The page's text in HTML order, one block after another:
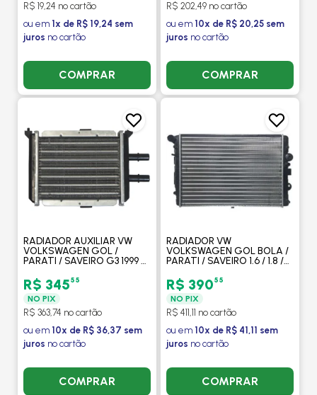
R$ 19,24 no cartão
ou em 1x de R$ 19,24 sem
juros no cartão
COMPRAR
R$ 202,49 no cartão
ou em 10x de R$ 20,25 sem
juros no cartão
COMPRAR
RADIADOR AUXILIAR VW
VOLKSWAGEN GOL /
PARATI / SAVEIRO G3 1999 >
PROCOOLER
R$ 34555
NO PIX
R$ 363,74 no cartão
ou em 10x de R$ 36,37 sem
juros no cartão
COMPRAR
RADIADOR VW
VOLKSWAGEN GOL BOLA /
PARATI / SAVEIRO 1.6 / 1.8 /
MAHLE
R$ 39055
NO PIX
R$ 411,11 no cartão
ou em 10x de R$ 41,11 sem
juros no cartão
COMPRAR